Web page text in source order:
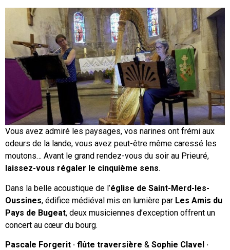
Vous avez admiré les paysages, vos narines ont frémi aux
odeurs de la lande, vous avez peut-être même caressé les
moutons… Avant le grand rendez-vous du soir au Prieuré,
laissez-vous régaler le cinquième sens.
Dans la belle acoustique de l’église de Saint-Merd-les-
Oussines, édifice médiéval mis en lumière par Les Amis du
Pays de Bugeat, deux musiciennes d’exception offrent un
concert au cœur du bourg.
Pascale Forgerit · flûte traversière & Sophie Clavel ·